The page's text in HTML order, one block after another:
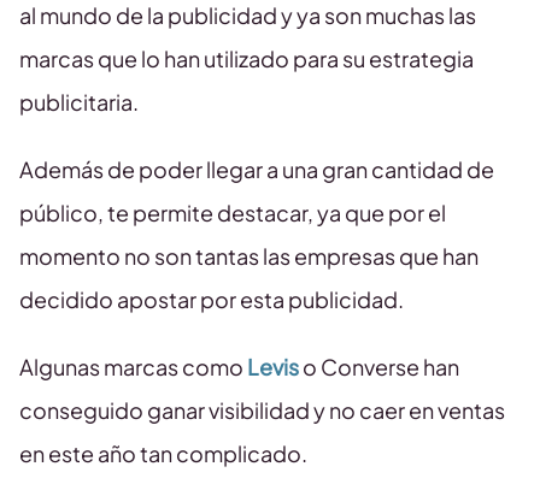
al mundo de la publicidad y ya son muchas las
marcas que lo han utilizado para su estrategia
publicitaria.
Además de poder llegar a una gran cantidad de
público, te permite destacar, ya que por el
momento no son tantas las empresas que han
decidido apostar por esta publicidad.
Algunas marcas como Leviso Converse han
conseguido ganar visibilidad y no caer en ventas
en este año tan complicado.